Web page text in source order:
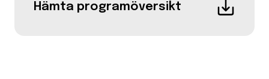
Hämta programöversikt